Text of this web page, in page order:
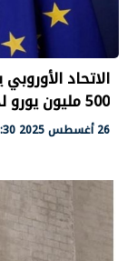
الاتحاد
500 مليون يورو لدعم الأردن
26 أغسطس 2025 06:30 م